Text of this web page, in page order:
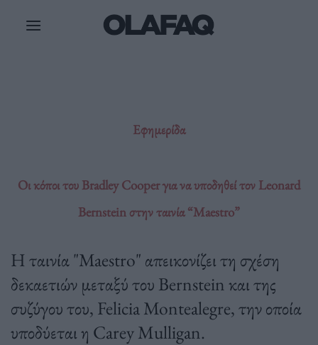
Εφημερίδα
Οι κόποι του Bradley Cooper για να υποδηθεί τον Leonard
Bernstein στην ταινία “Maestro”
Η ταινία "Maestro" απεικονίζει τη σχέση
δεκαετιών μεταξύ του Bernstein και της
συζύγου του, Felicia Montealegre, την οποία
υποδύεται η Carey Mulligan.